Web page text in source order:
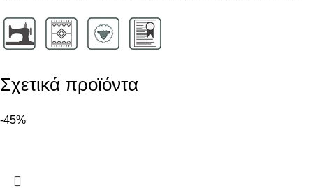
Σχετικά προϊόντα
-45%